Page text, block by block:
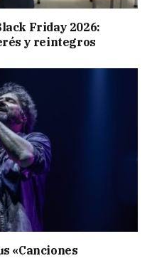
Friday 2026:
y reintegros
«Canciones